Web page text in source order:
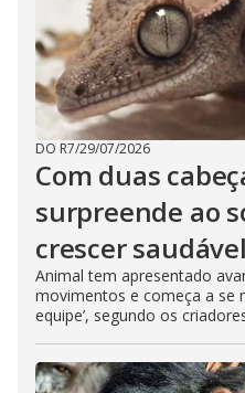
DO R7/29/07/2026
Com duas
surpreende ao
crescer saudável
Animal tem apresentado
movimentos e começa a se
equipe’, segundo os